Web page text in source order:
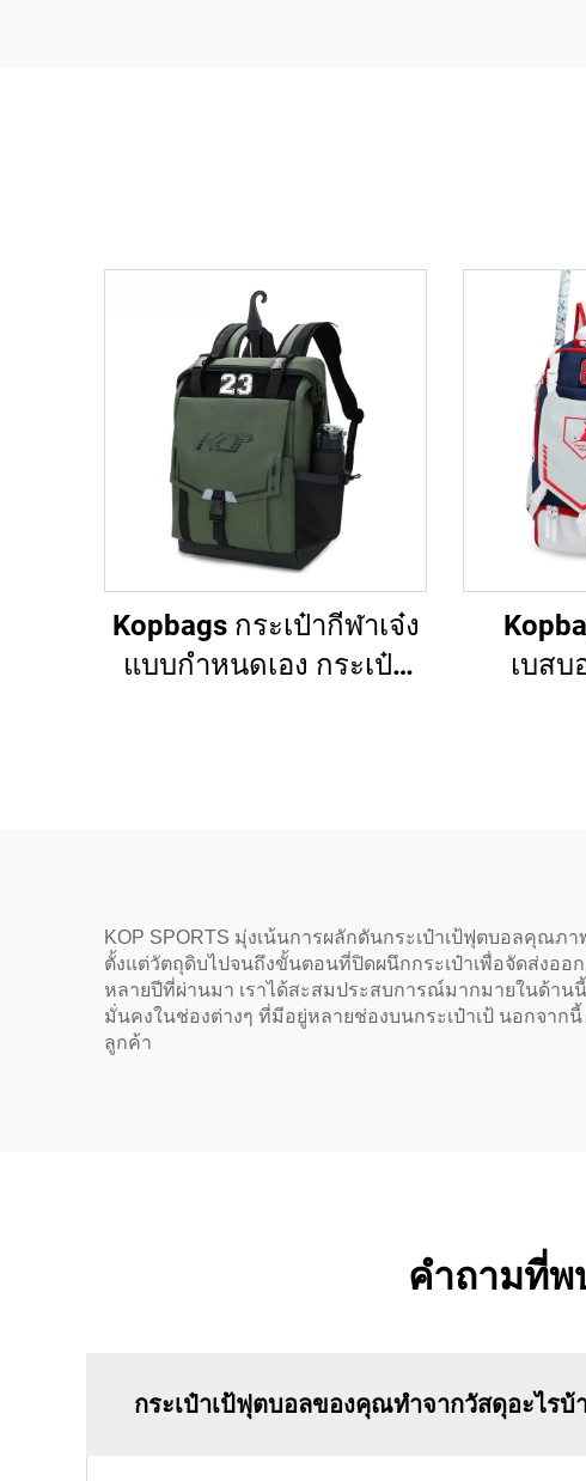
Kopbags กระเป๋ากีฬาเจ๋ง
แบบกำหนดเอง กระเป๋า
เบส
KOP SPORTS มุ่งเน้นการผลักดันกระเป๋าเป้ฟุตบอลคุณ
ตั้งแต่วัตถุดิบไปจนถึงขั้นตอนที่ปิดผนึกกระเป๋าเพื่อจัดส่งออก
หลายปีที่ผ่านมา เราได้สะสมประสบการณ์มากมายในด้า
มั่นคงในช่องต่างๆ ที่มีอยู่หลายช่องบนกระเป๋าเป้ นอกจาก
ลูกค้า
คำถามที่พ
กระเป๋าเป้ฟุตบอลของคุณทำจากวัสดุอะไรบ้